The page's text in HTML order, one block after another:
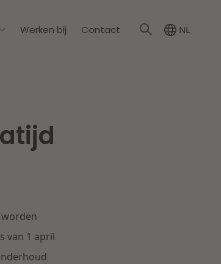
Verzekering
Dichtbij de wendbare
Werken bij Contact NL
van 1 april